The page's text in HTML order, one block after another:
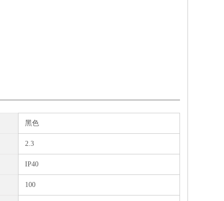
黑色
2.3
IP40
100